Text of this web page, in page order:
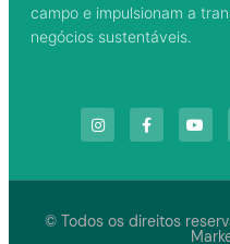
campo e impulsionam a
negócios sustentáveis.
© Todos os direitos